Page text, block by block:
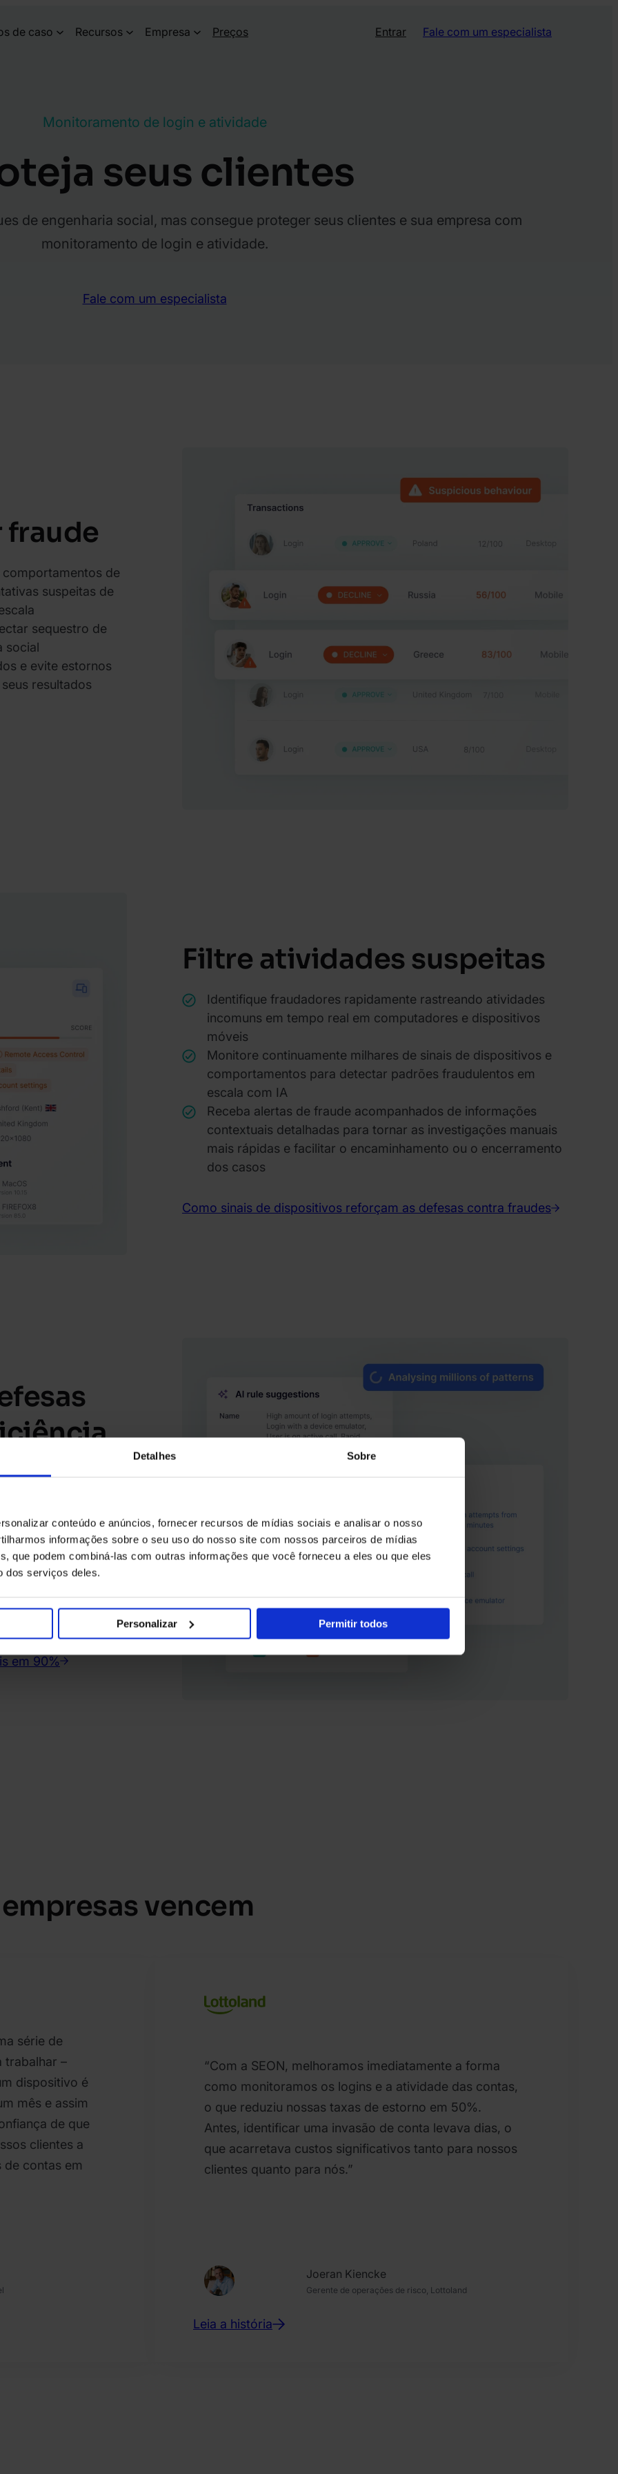
Detalhes Sobre
conteúdo e anúncios, fornecer recursos de mídias sociais e analisar o nosso
informações sobre o seu uso do nosso site com nossos parceiros de mídias
que podem combiná-las com outras informações que você forneceu a eles ou que eles
dos serviços deles.
Personalizar Permitir todos
de caso Recursos Empresa Preços Fale com um especialista
Entrar
Monitoramento de login e atividade
seus clientes
de engenharia social, mas consegue proteger seus clientes e sua empresa com
monitoramento de login e atividade.
Fale com um especialista
fraude
de
suspeitas de
sequestro de
social
e evite estornos
resultados
Filtre atividades suspeitas
Identifique fraudadores rapidamente rastreando atividades
incomuns em tempo real em computadores e dispositivos
móveis
Monitore continuamente milhares de sinais de dispositivos e
comportamentos para detectar padrões fraudulentos em
escala com IA
Receba alertas de fraude acompanhados de informações
contextuais detalhadas para tornar as investigações manuais
mais rápidas e facilitar o encaminhamento ou o encerramento
dos casos
Como sinais de dispositivos reforçam as defesas contra fraudes
seus limites e
dos clientes
tentativas de login
manuais
em 90%
vencem
série de
trabalhar –
dispositivo é
mês e assim
de que
clientes a
de contas em
“Com a SEON, melhoramos imediatamente a forma
como monitoramos os logins e a atividade das contas,
o que reduziu nossas taxas de estorno em 50%.
Antes, identificar uma invasão de conta levava dias, o
que acarretava custos significativos tanto para nossos
clientes quanto para nós.”
Joeran Kiencke
Gerente de operações de risco, Lottoland
Leia a história